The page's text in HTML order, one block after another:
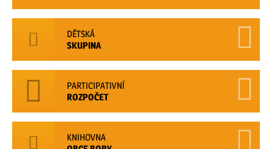
DĚTSKÁ
SKUPINA
PARTICIPATIVNÍ
ROZPOČET
KNIHOVNA